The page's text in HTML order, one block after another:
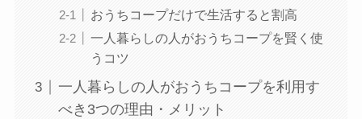
おうちコープだけで生活すると割高
一人暮らしの人がおうちコープを賢く使
うコツ
一人暮らしの人がおうちコープを利用す
べき3つの理由・メリット